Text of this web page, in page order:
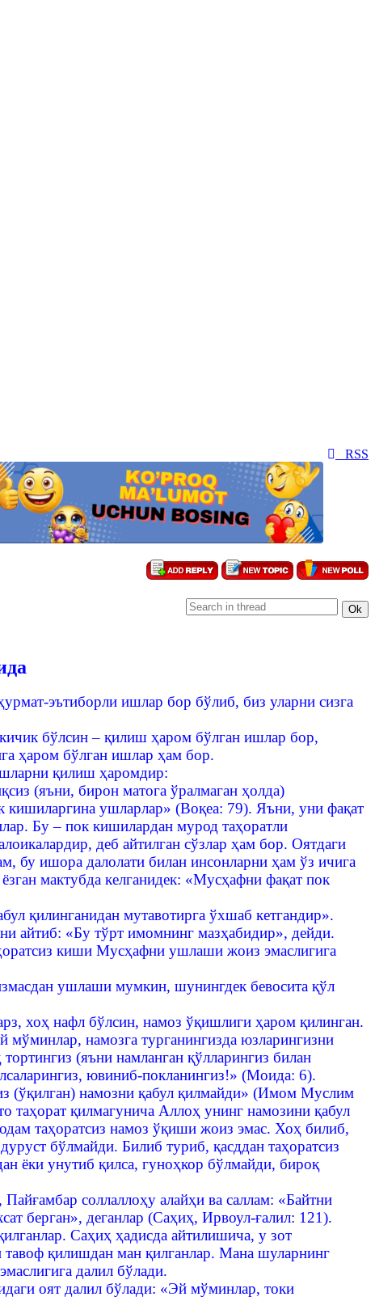
RSS
эътиборли ишлар бор бўлиб, биз уларни сизга
бўлсин – қилиш ҳаром бўлган ишлар бор,
ҳаром бўлган ишлар ҳам бор.
қилиш ҳаромдир:
(яъни, бирон матога ўралмаган ҳолда)
ушларлар» (Воқеа: 79). Яъни, уни фақат
Бу – пок кишилардан мурод таҳоратли
деб айтилган сўзлар ҳам бор. Оятдаги
бу ишора далолати билан инсонларни ҳам ўз ичига
мактубда келганидек: «Мусҳафни фақат пок
қилинганидан мутавотирга ўхшаб кетгандир».
айтиб: «Бу тўрт имомнинг мазҳабидир», дейди.
киши Мусҳафни ушлаши жоиз эмаслигига
ушлаши мумкин, шунингдек бевосита қўл
хоҳ нафл бўлсин, намоз ўқишлиги ҳаром қилинган.
намозга турганингизда юзларингизни
(яъни намланган қўлларингиз билан
ювиниб-покланингиз!» (Моида: 6).
(ўқилган) намозни қабул қилмайди» (Имом Муслим
таҳорат қилмагунича Аллоҳ унинг намозини қабул
таҳоратсиз намоз ўқиши жоиз эмас. Хоҳ билиб,
бўлмайди. Билиб туриб, қасддан таҳоратсиз
ёки унутиб қилса, гуноҳкор бўлмайди, бироқ
соллаллоҳу алайҳи ва саллам: «Байтни
берган», деганлар (Саҳиҳ, Ирвоул-ғалил: 121).
Саҳиҳ ҳадисда айтилишича, у зот
тавоф қилишдан ман қилганлар. Мана шуларнинг
далил бўлади.
оят далил бўлади: «Эй мўминлар, токи